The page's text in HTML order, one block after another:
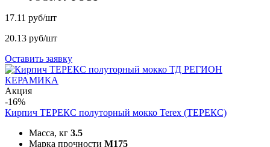
17.11 руб/шт
20.13 руб/шт
Оставить заявку
Акция
-16%
Кирпич ТЕРЕКС полуторный мокко Terex (ТЕРЕКС)
Масса, кг 3.5
Марка прочности M175